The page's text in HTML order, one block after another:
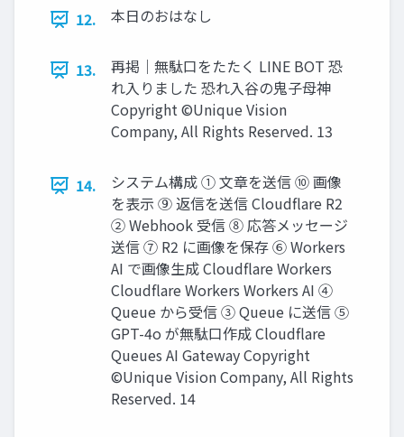
12. 本日のおはなし
13.
再掲｜無駄口をたたく LINE BOT 恐
れ入りました 恐れ入谷の鬼子母神
Copyright ©Unique Vision
Company, All Rights Reserved. 13
14.
システム構成 ① 文章を送信 ⑩ 画像
を表示 ⑨ 返信を送信 Cloudflare R2
② Webhook 受信 ⑧ 応答メッセージ
送信 ⑦ R2 に画像を保存 ⑥ Workers
AI で画像生成 Cloudflare Workers
Cloudflare Workers Workers AI ④
Queue から受信 ③ Queue に送信 ⑤
GPT-4o が無駄口作成 Cloudflare
Queues AI Gateway Copyright
©Unique Vision Company, All Rights
Reserved. 14